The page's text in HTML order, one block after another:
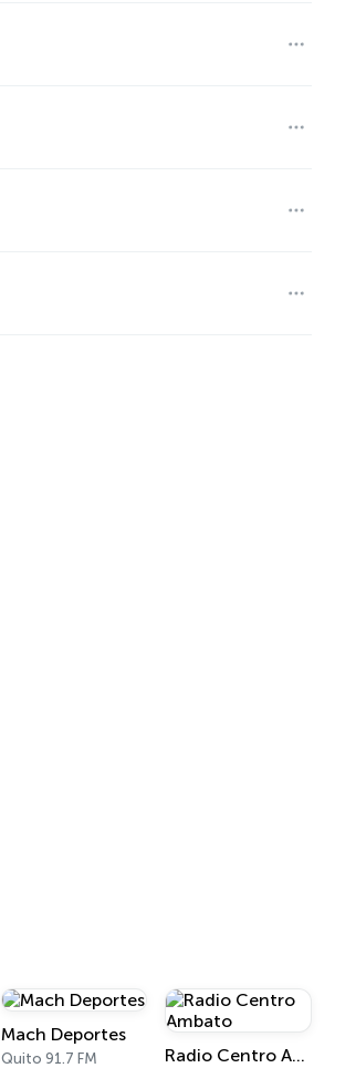
Mach Deportes
Quito 91.7 FM Radio Centro Ambato